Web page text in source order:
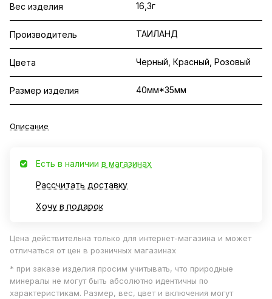
Вес изделия 16,3г
Производитель ТАИЛАНД
Цвета Черный, Красный, Розовый
Размер изделия 40мм*35мм
Описание
Есть в наличии в магазинах
Рассчитать доставку
Хочу в подарок
Цена действительна только для интернет-магазина и может
отличаться от цен в розничных магазинах
* при заказе изделия просим учитывать, что природные
минералы не могут быть абсолютно идентичны по
характеристикам. Размер, вес, цвет и включения могут